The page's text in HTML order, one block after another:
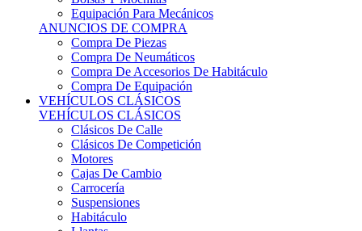
Equipación Para Mecánicos
ANUNCIOS DE COMPRA
Compra De Piezas
Compra De Neumáticos
Compra De Accesorios De Habitáculo
Compra De Equipación
VEHÍCULOS CLÁSICOS
VEHÍCULOS CLÁSICOS
Clásicos De Calle
Clásicos De Competición
Motores
Cajas De Cambio
Carrocería
Suspensiones
Habitáculo